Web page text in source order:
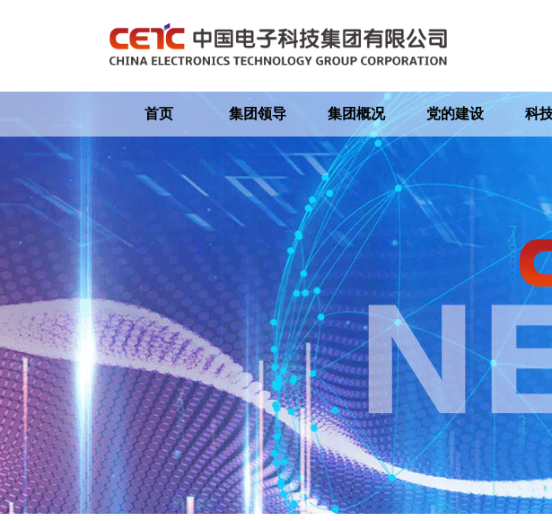
首页 集团领导 集团概况 党的建设 科